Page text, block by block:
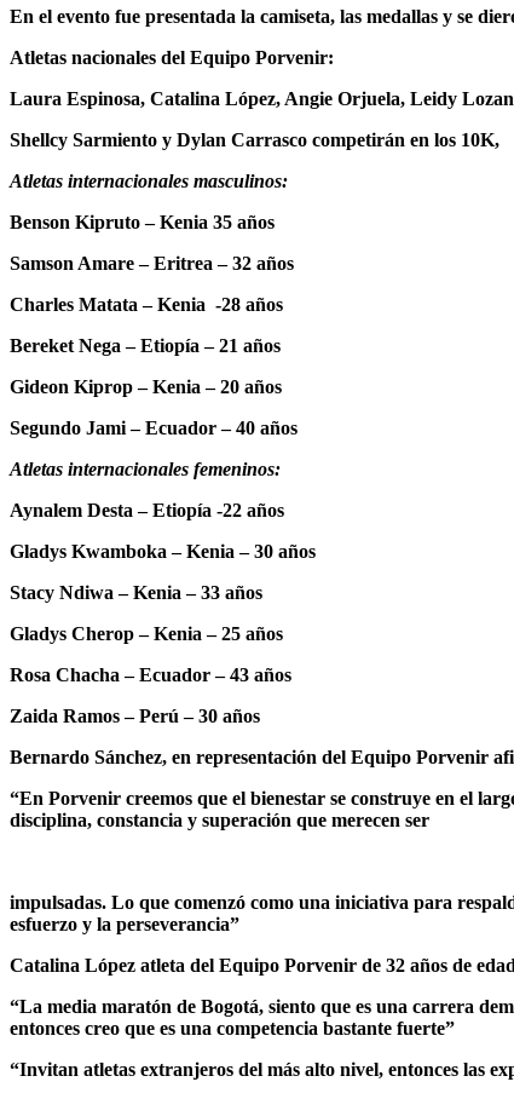
En el evento fue presentada la camiseta, las medallas y se
Atletas nacionales del Equipo Porvenir:
Laura Espinosa, Catalina López, Angie Orjuela, Leidy
Shellcy Sarmiento y Dylan Carrasco competirán en los 10K,
Atletas internacionales masculinos:
Benson Kipruto – Kenia 35 años
Samson Amare – Eritrea – 32 años
Charles Matata – Kenia -28 años
Bereket Nega – Etiopía – 21 años
Gideon Kiprop – Kenia – 20 años
Segundo Jami – Ecuador – 40 años
Atletas internacionales femeninos:
Aynalem Desta – Etiopía -22 años
Gladys Kwamboka – Kenia – 30 años
Stacy Ndiwa – Kenia – 33 años
Gladys Cherop – Kenia – 25 años
Rosa Chacha – Ecuador – 43 años
Zaida Ramos – Perú – 30 años
Bernardo Sánchez, en representación del Equipo Porvenir
“En Porvenir creemos que el bienestar se construye en el
disciplina, constancia y superación que merecen ser
impulsadas. Lo que comenzó como una iniciativa para
esfuerzo y la perseverancia”
Catalina López atleta del Equipo Porvenir de 32 años de
“La media maratón de Bogotá, siento que es una carrera
entonces creo que es una competencia bastante fuerte”
“Invitan atletas extranjeros del más alto nivel, entonces las